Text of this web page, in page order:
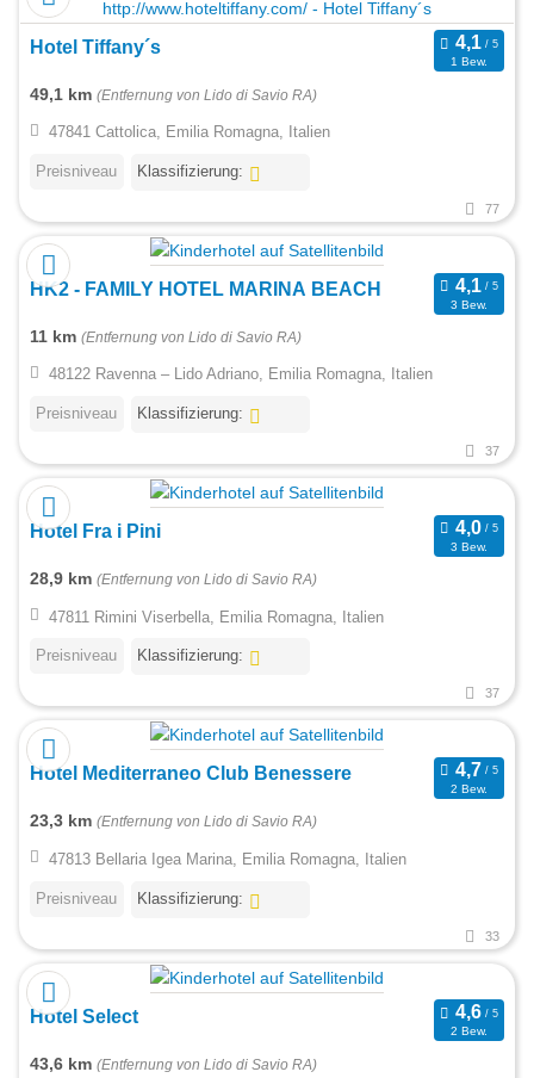
Hotel Tiffany´s
1 Bew.
49,1 km (Entfernung von Lido di Savio RA)
47841 Cattolica, Emilia Romagna, Italien
Preisniveau Klassifizierung:
77
HK2 - FAMILY HOTEL MARINA BEACH
3 Bew.
11 km (Entfernung von Lido di Savio RA)
48122 Ravenna – Lido Adriano, Emilia Romagna, Italien
Preisniveau Klassifizierung:
37
Hotel Fra i Pini
3 Bew.
28,9 km (Entfernung von Lido di Savio RA)
47811 Rimini Viserbella, Emilia Romagna, Italien
Preisniveau Klassifizierung:
37
Hotel Mediterraneo Club Benessere
2 Bew.
23,3 km (Entfernung von Lido di Savio RA)
47813 Bellaria Igea Marina, Emilia Romagna, Italien
Preisniveau Klassifizierung:
33
Hotel Select
2 Bew.
43,6 km (Entfernung von Lido di Savio RA)